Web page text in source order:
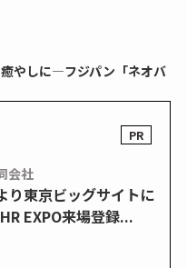
やしに―フジパン「ネオバ
会社
り東京ビッグサイトに
EXPO来場登録...